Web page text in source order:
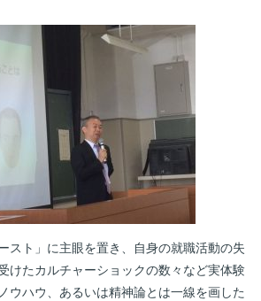
スト」に主眼を置き、自身の就職活動の失
けたカルチャーショックの数々など実体験
ウハウ、あるいは精神論とは一線を画した